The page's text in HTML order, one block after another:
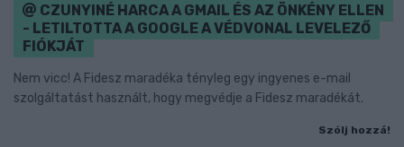
CZUNYINÉ HARCA A GMAIL ÉS AZ ÖNKÉNY ELLEN
- LETILTOTTA A GOOGLE A VÉDVONAL LEVELEZŐ
FIÓKJÁT
Nem vicc! A Fidesz maradéka tényleg egy ingyenes e-mail
szolgáltatást használt, hogy megvédje a Fidesz maradékát.
Szólj hozzá!